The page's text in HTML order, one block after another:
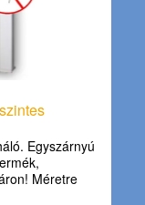
Egyszárnyú
Méretre